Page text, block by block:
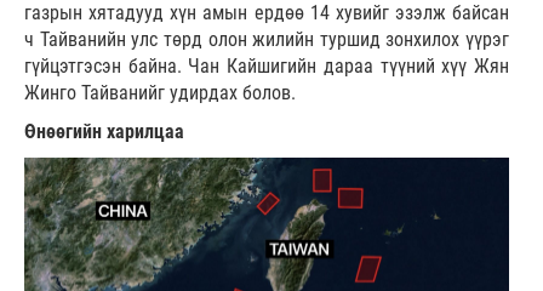
газрын хятадууд хүн амын ердөө 14 хувийг эзэлж байсан
ч Тайванийн улс төрд олон жилийн туршид зонхилох үүрэг
гүйцэтгэсэн байна. Чан Кайшигийн дараа түүний хүү Жян
Жинго Тайванийг удирдах болов.
Өнөөгийн харилцаа